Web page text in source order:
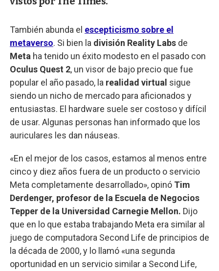
También abunda el escepticismo sobre el
metaverso. Si bien la división Reality Labs de
Meta ha tenido un éxito modesto en el pasado con
Oculus Quest 2, un visor de bajo precio que fue
popular el año pasado, la realidad virtual sigue
siendo un nicho de mercado para aficionados y
entusiastas. El hardware suele ser costoso y difícil
de usar. Algunas personas han informado que los
auriculares les dan náuseas.
«En el mejor de los casos, estamos al menos entre
cinco y diez años fuera de un producto o servicio
Meta completamente desarrollado», opinó Tim
Derdenger, profesor de la Escuela de Negocios
Tepper de la Universidad Carnegie Mellon. Dijo
que en lo que estaba trabajando Meta era similar al
juego de computadora Second Life de principios de
la década de 2000, y lo llamó «una segunda
oportunidad en un servicio similar a Second Life,